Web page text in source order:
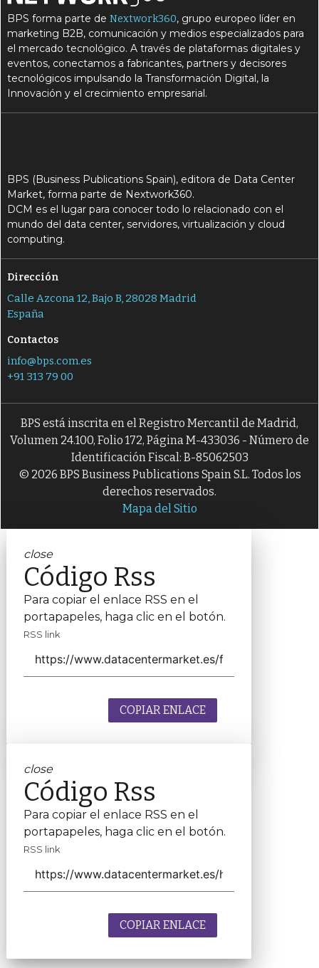
BPS forma parte deNextwork360, grupo europeo líder en
marketing B2B, comunicación y medios especializados para
el mercado tecnológico. A través de plataformas digitales y
eventos, conectamos a fabricantes, partners y decisores
tecnológicos impulsando la Transformación Digital, la
Innovación y el crecimiento empresarial.
BPS (Business Publications Spain), editora de Data Center
Market, forma parte de Nextwork360.
DCM es el lugar para conocer todo lo relacionado con el
mundo del data center, servidores, virtualización y cloud
computing.
Dirección
Calle Azcona 12, Bajo B, 28028 Madrid
España
Contactos
info@bps.com.es
+91 313 79 00
BPS está inscrita en el Registro Mercantil de Madrid,
Volumen 24.100, Folio 172, Página M-433036 - Número de
Identificación Fiscal: B-85062503
© 2026 BPS Business Publications Spain S.L. Todos los
derechos reservados.
Mapa del Sitio
close
Código Rss
Para copiar el enlace RSS en el
portapapeles, haga clic en el botón.
RSS link
COPIAR ENLACE
close
Código Rss
Para copiar el enlace RSS en el
portapapeles, haga clic en el botón.
RSS link
COPIAR ENLACE